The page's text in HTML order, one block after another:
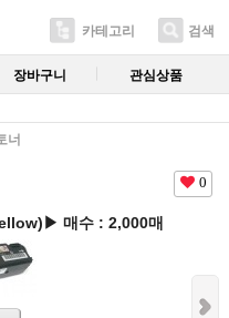
카테고리 검색
장바구니 관심상품
너
0
매수 : 2,000매